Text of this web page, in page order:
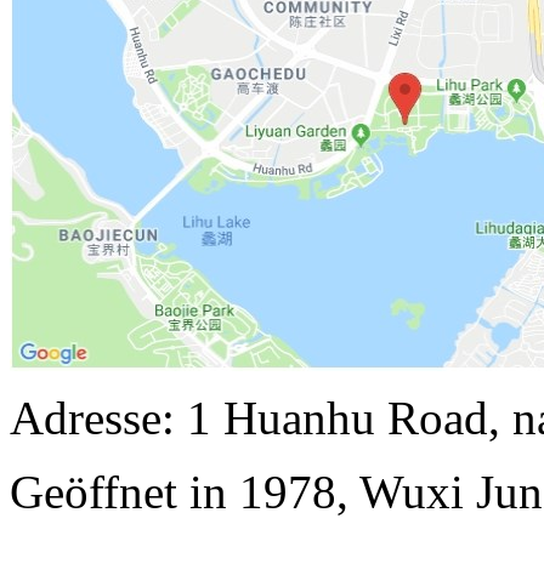
Adresse: 1 Huanhu Road,
Geöffnet in 1978, Wuxi